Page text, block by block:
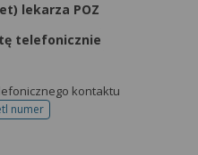
lekarza POZ
telefonicznie
kontaktu
numer
telefonu do rejestracji